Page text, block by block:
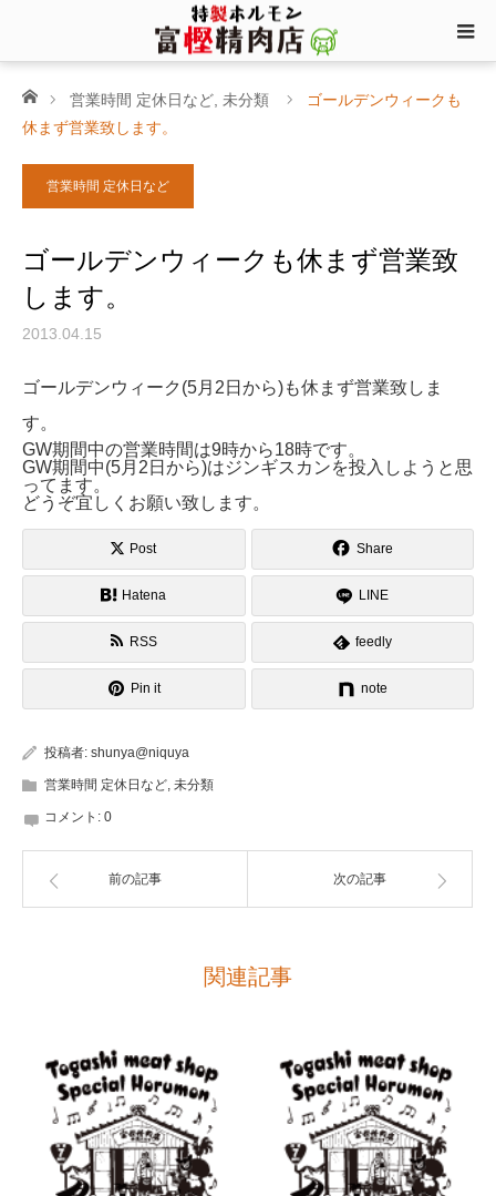
ホーム営業時間 定休日など 未分類
ゴールデンウィークも
休まず営業致します。
営業時間 定休日など
ゴールデンウィークも休まず営業致
します。
2013.04.15
ゴールデンウィーク(5月2日から)も休まず営業致しま
す。
GW期間中の営業時間は9時から18時です。
GW期間中(5月2日から)はジンギスカンを投入しようと思
ってます。
どうぞ宜しくお願い致します。
Post Share
Hatena LINE
RSS feedly
Pin it note
投稿者: shunya@niquya
営業時間 定休日など, 未分類
コメント: 0
前の記事 次の記事
関連記事